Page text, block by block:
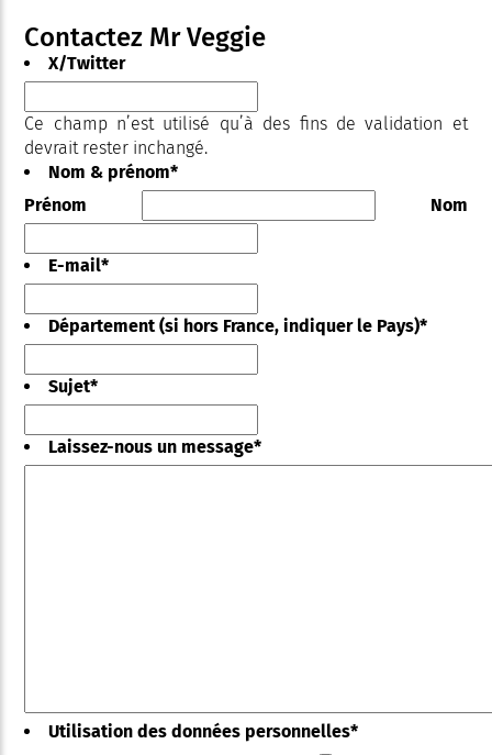
Contactez Mr Veggie
X/Twitter
Ce champ n’est utilisé qu’à des fins de validation et
devrait rester inchangé.
Nom & prénom*
Prénom
Nom
E-mail*
Département (si hors France, indiquer le Pays)*
Sujet*
Laissez-nous un message*
Utilisation des données personnelles*